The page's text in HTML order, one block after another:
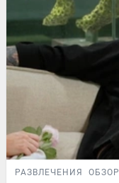
РАЗВЛЕЧЕНИЯ ОБЗОР